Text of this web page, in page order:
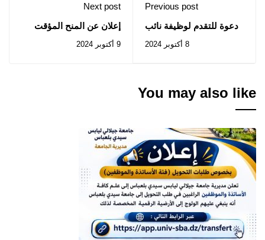
Previous post
دعوة للتقدم لوظيفة نائب
رئيس مجلس
الجامعة عموم أفريقيا
8 أكتوبر 2024
Next post
إعلان عن المنح المؤقت
9 أكتوبر 2024
You may also like